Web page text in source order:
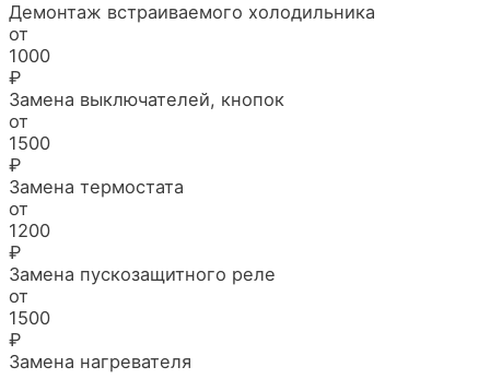
Демонтаж встраиваемого холодильника
от
1000
₽
Замена выключателей, кнопок
от
1500
₽
Замена термостата
от
1200
₽
Замена пускозащитного реле
от
1500
₽
Замена нагревателя